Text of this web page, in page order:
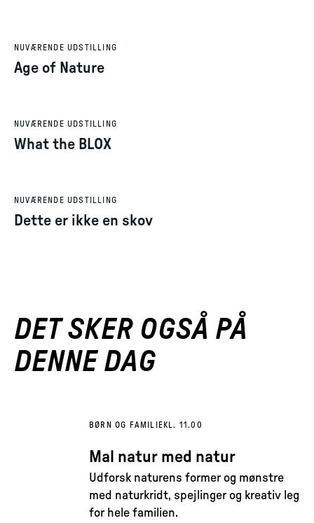
NUVÆRENDE UDSTILLING
Age of Nature
NUVÆRENDE UDSTILLING
What the BLOX
NUVÆRENDE UDSTILLING
Dette er ikke en skov
DET SKER OGSÅ PÅ
DENNE DAG
BØRN OG FAMILIE KL. 11.00
Mal natur med natur
Udforsk naturens former og mønstre
med naturkridt, spejlinger og kreativ leg
for hele familien.